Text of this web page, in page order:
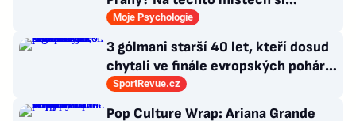
dlouhou snídani užívají i místní
Moje Psychologie
3 gólmani starší 40 let, kteří dosud
chytali ve finále evropských pohárů.
Všichni odešli ze hřiště jako
poražení
SportRevue.cz
Pop Culture Wrap: Ariana Grande